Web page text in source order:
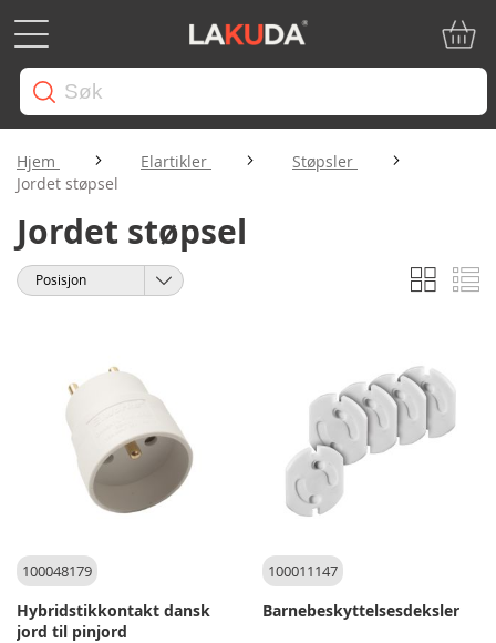
Hjem Elartikler
Støpsler
Jordet støpsel
Jordet støpsel
Vise
som
Sorter
100048179
Hybridstikkontakt dansk
jord til pinjord
100011147
Barnebeskyttelsesdeksler